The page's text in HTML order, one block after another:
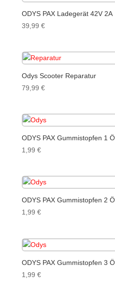
ODYS PAX Ladegerät 42V 2A
39,99 €
Odys Scooter Reparatur
79,99 €
ODYS PAX Gummistopfen 1
1,99 €
ODYS PAX Gummistopfen 2
1,99 €
ODYS PAX Gummistopfen 3
1,99 €